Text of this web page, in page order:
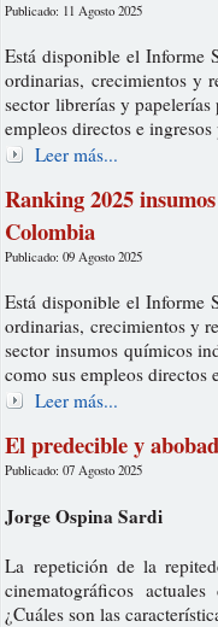
Publicado: 11 Agosto 2025
Está disponible el Informe
ordinarias, crecimientos y
sector librerías y
empleos directos e
Leer más...
Ranking 2025
Colombia
Publicado: 09 Agosto 2025
Está disponible el Informe
ordinarias, crecimientos y
sector insumos químicos
como sus empleos directos
Leer más...
El predecible y
Publicado: 07 Agosto 2025
Jorge Ospina Sardi
La repetición de la
cinematográficos
¿Cuáles son las